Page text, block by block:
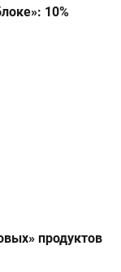
10%
продуктов